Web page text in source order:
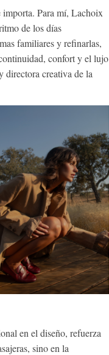
importa. Para mí, Lachoix
de los días
familiares y refinarlas,
confort y el lujo
directora creativa de la
en el diseño, refuerza
sino en la